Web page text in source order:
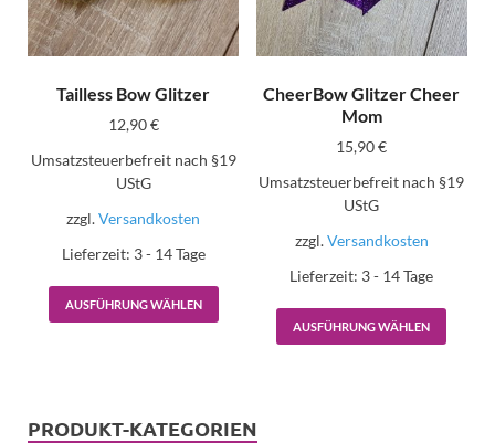
Tailless Bow Glitzer
12,90€
Umsatzsteuerbefreit nach §19
UStG
zzgl.Versandkosten
Lieferzeit: 3 - 14 Tage
AUSFÜHRUNG WÄHLEN
CheerBow Glitzer Cheer
Mom
15,90€
Umsatzsteuerbefreit nach §19
UStG
zzgl.Versandkosten
Lieferzeit: 3 - 14 Tage
AUSFÜHRUNG WÄHLEN
PRODUKT-KATEGORIEN